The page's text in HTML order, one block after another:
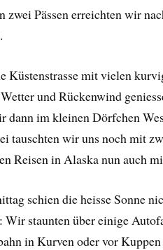
zwei Pässen erreichten wir
Küstenstrasse mit vielen
und Rückenwind
dann im kleinen Dörfchen
tauschten wir uns noch mit
Reisen in Alaska nun auch
schien die heisse Sonne
Wir staunten über einige
in Kurven oder vor